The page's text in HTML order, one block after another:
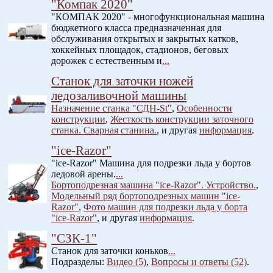
"Компак 2020"
"КОМПАК 2020" - многофункциональная машина
бюджетного класса предназначенная для
обслуживания открытых и закрытых катков,
хоккейных площадок, стадионов, беговых
дорожек с естественным и...
Станок для заточки ножей
ледозаливочной машины
Назначение станка "СДН-St",Особенности
конструкции,Жесткость конструкции заточного
станка. Сварная станина., и другаяинформация.
"ice-Razor"
"ice-Razor" Машина для подрезки льда у бортов
ледовой арены....
Бортоподрезная машина "ice-Razor". Устройство.,
Модельный ряд бортоподрезных машин "ice-
Razor",Фото машин для подрезки льда у борта
"ice-Razor", и другаяинформация.
"СЗК-1"
Станок для заточки коньков...
Подразделы:Видео (5),Вопросы и ответы (52).